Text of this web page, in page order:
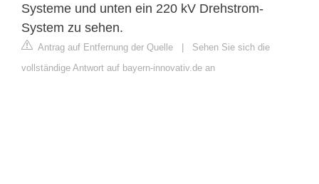
Systeme und unten ein 220 kV Drehstrom-
System zu sehen.
Antrag auf Entfernung der Quelle | Sehen Sie sich die
vollständige Antwort auf bayern-innovativ.de an